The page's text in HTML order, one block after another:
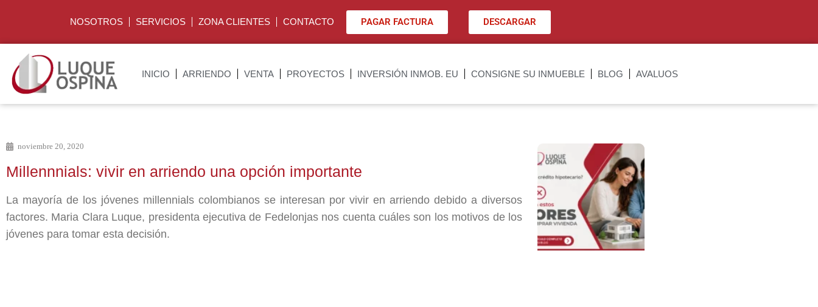
NOSOTROS SERVICIOS ZONA CLIENTES CONTACTO PAGAR FACTURA DESCARGAR
INICIO ARRIENDO VENTA PROYECTOS INVERSIÓN INMOB. EU CONSIGNE SU INMUEBLE BLOG AVALUOS
noviembre 20, 2020
Millennnials: vivir en arriendo una opción importante
La mayoría de los jóvenes millennials colombianos se interesan por vivir en arriendo debido a diversos
factores. Maria Clara Luque, presidenta ejecutiva de Fedelonjas nos cuenta cuáles son los motivos de los
jóvenes para tomar esta decisión.